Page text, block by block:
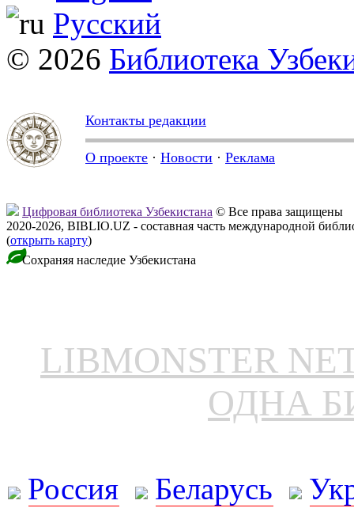
Русский
© 2026 Библиотека
Контакты редакции
О проекте · Новости · Реклама
Цифровая библиотека Узбекистана © Все права защищены
2020-2026, BIBLIO.UZ - составная часть международной
(открыть карту)
Сохраняя наследие Узбекистана
LIBMONSTER
ОДНА
Россия Беларусь